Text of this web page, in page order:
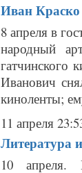
Иван Краско
8 апреля в
народный
гатчинского
Иванович
киноленты;
11 апреля
Литература
10 апреля.